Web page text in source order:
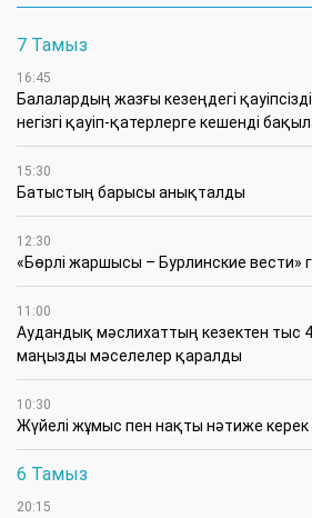
7 Тамыз
16:45
Балалардың жазғы кезеңдегі
негізгі қауіп-қатерлерге кешенді
15:30
Батыстың барысы анықталды
12:30
«Бөрлі жаршысы – Бурлинские вести»
11:00
Аудандық мәслихаттың кезектен тыс
маңызды мәселелер қаралды
10:30
Жүйелі жұмыс пен нақты нәтиже керек
6 Тамыз
20:15